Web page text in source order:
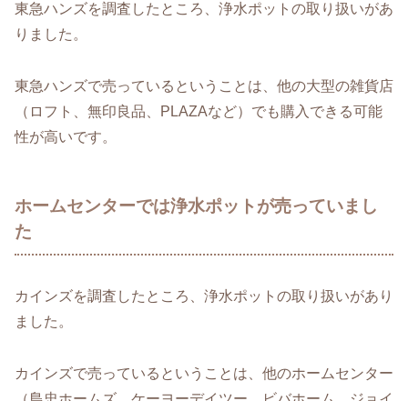
東急ハンズを調査したところ、浄水ポットの取り扱いがあ
りました。
東急ハンズで売っているということは、他の大型の雑貨店
（ロフト、無印良品、PLAZAなど）でも購入できる可能
性が高いです。
ホームセンターでは浄水ポットが売っていまし
た
カインズを調査したところ、浄水ポットの取り扱いがあり
ました。
カインズで売っているということは、他のホームセンター